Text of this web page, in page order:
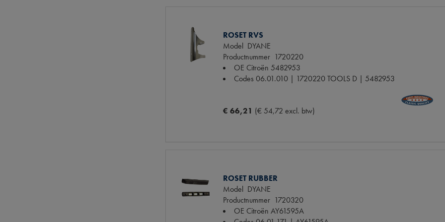
ROSET RVS
Model DYANE
Productnummer 1720220
OE Citroën 5482953
Codes 06.01.010 | 1720220 TOOLS D | 5482953
€ 66,21 (€ 54,72 excl. btw)
ROSET RUBBER
Model DYANE
Productnummer 1720320
OE Citroën AY61595A